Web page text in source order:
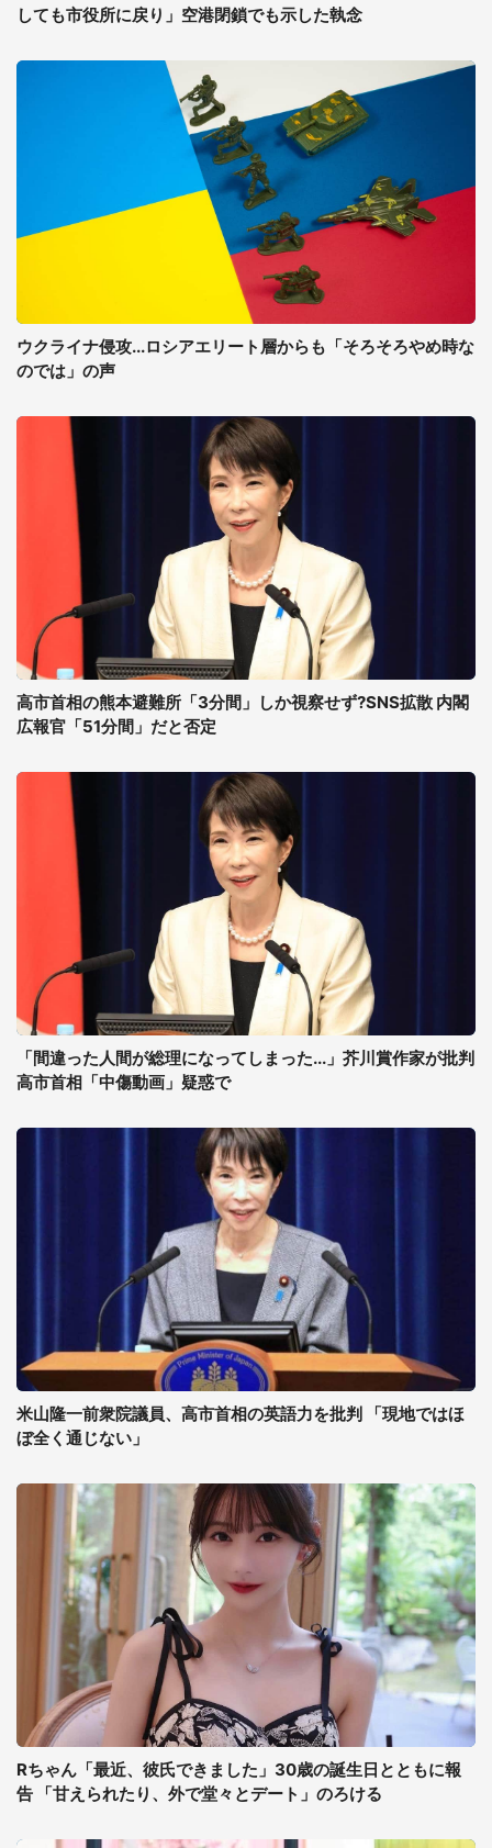
しても市役所に戻り」空港閉鎖でも示した執念
ウクライナ侵攻...ロシアエリート層からも「そろそろやめ時な
のでは」の声
高市首相の熊本避難所「3分間」しか視察せず?SNS拡散 内閣
広報官「51分間」だと否定
「間違った人間が総理になってしまった...」芥川賞作家が批判
高市首相「中傷動画」疑惑で
米山隆一前衆院議員、高市首相の英語力を批判 「現地ではほ
ぼ全く通じない」
Rちゃん「最近、彼氏できました」30歳の誕生日とともに報
告 「甘えられたり、外で堂々とデート」のろける